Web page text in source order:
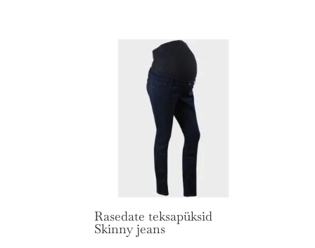
€30.00.
Rasedate teksapüksid
Skinny jeans